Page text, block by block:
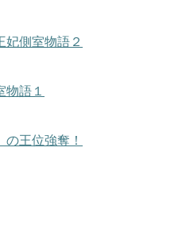
妃側室物語２
語１
王位強奪！